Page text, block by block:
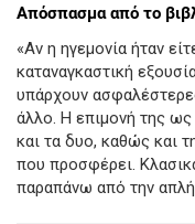
Απόσπασμα από το
«Αν η ηγεμονία ήταν
καταναγκαστική
υπάρχουν
άλλο. Η επιμονή της ως
και τα δυο, καθώς και
που προσφέρει.
παραπάνω από την απλή